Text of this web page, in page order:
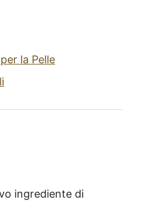
la Pelle
ingrediente di